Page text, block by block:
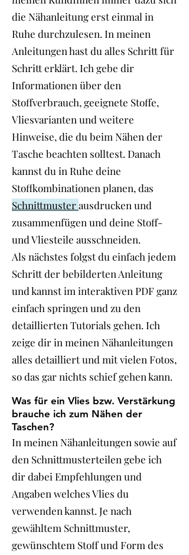
die Nähanleitung erst einmal in
Ruhe durchzulesen. In meinen
Anleitungen hast du alles Schritt für
Schritt erklärt. Ich gebe dir
Informationen über den
Stoffverbrauch, geeignete Stoffe,
Vliesvarianten und weitere
Hinweise, die du beim Nähen der
Tasche beachten solltest. Danach
kannst du in Ruhe deine
Stoffkombinationen planen, das
Schnittmusterausdrucken und
zusammenfügen und deine Stoff-
und Vliesteile ausschneiden.
Als nächstes folgst du einfach jedem
Schritt der bebilderten Anleitung
und kannst im interaktiven PDF ganz
einfach springen und zu den
detaillierten Tutorials gehen. Ich
zeige dir in meinen Nähanleitungen
alles detailliert und mit vielen Fotos,
so das gar nichts schief gehen kann.
Was für ein Vlies bzw. Verstärkung
brauche ich zum Nähen der
Taschen?
In meinen Nähanleitungen sowie auf
den Schnittmusterteilen gebe ich
dir dabei Empfehlungen und
Angaben welches Vlies du
verwenden kannst. Je nach
gewähltem Schnittmuster,
gewünschtem Stoff und Form des